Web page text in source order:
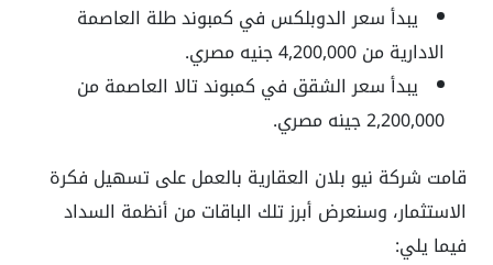
يبدأ سعر الدوبلكس في كمبوند طلة العاصمة
الادارية من 4,200,000 جنيه مصري.
يبدأ سعر الشقق في كمبوند تالا العاصمة من
2,200,000 جينه مصري.
قامت شركة نيو بلان العقارية بالعمل على تسهيل فكرة
الاستثمار، وسنعرض أبرز تلك الباقات من أنظمة السداد
فيما يلي: